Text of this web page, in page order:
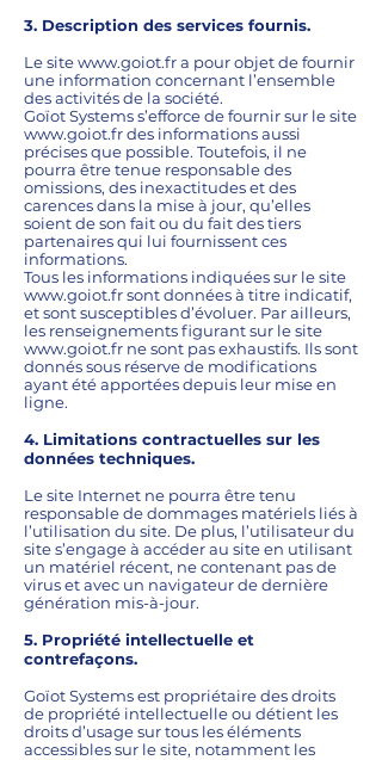
3. Description des services fournis.
Le sitewww.goiot.fra pour objet de fournir
une information concernant l’ensemble
des activités de la société.
Goïot Systems s’efforce de fournir sur le site
www.goiot.frdes informations aussi
précises que possible. Toutefois, il ne
pourra être tenue responsable des
omissions, des inexactitudes et des
carences dans la mise à jour, qu’elles
soient de son fait ou du fait des tiers
partenaires qui lui fournissent ces
informations.
Tous les informations indiquées sur le site
www.goiot.frsont données à titre indicatif,
et sont susceptibles d’évoluer. Par ailleurs,
les renseignements figurant sur le site
www.goiot.fr ne sont pas exhaustifs. Ils sont
donnés sous réserve de modifications
ayant été apportées depuis leur mise en
ligne.
4. Limitations contractuelles sur les
données techniques.
Le site Internet ne pourra être tenu
responsable de dommages matériels liés à
l’utilisation du site. De plus, l’utilisateur du
site s’engage à accéder au site en utilisant
un matériel récent, ne contenant pas de
virus et avec un navigateur de dernière
génération mis-à-jour.
5. Propriété intellectuelle et
contrefaçons.
Goïot Systems est propriétaire des droits
de propriété intellectuelle ou détient les
droits d’usage sur tous les éléments
accessibles sur le site, notamment les